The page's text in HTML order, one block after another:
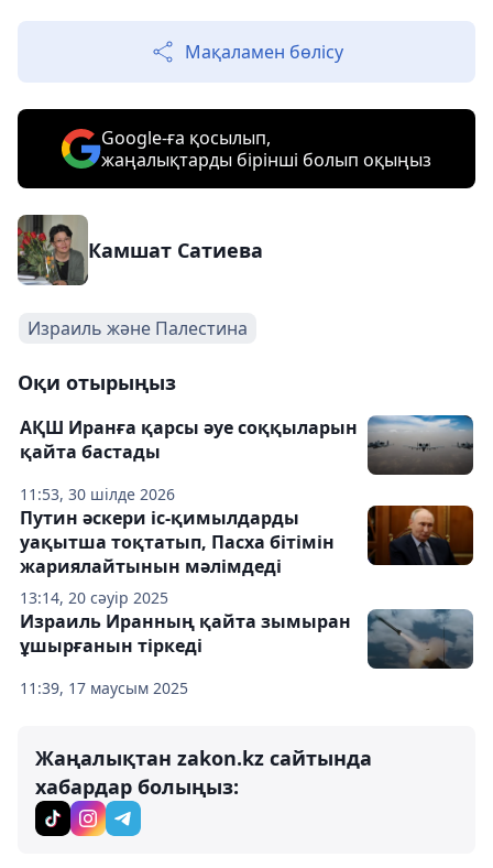
Мақаламен бөлісу
Google-ға қосылып,
жаңалықтарды бірінші болып оқыңыз
Камшат Сатиева
Израиль және Палестина
Оқи отырыңыз
11:53, 30 шілде 2026
АҚШ Иранға қарсы әуе соққыларын
қайта бастады
13:14, 20 сәуір 2025
Путин әскери іс-қимылдарды
уақытша тоқтатып, Пасха бітімін
жариялайтынын мәлімдеді
11:39, 17 маусым 2025
Израиль Иранның қайта зымыран
ұшырғанын тіркеді
Жаңалықтан zakon.kz сайтында
хабардар болыңыз: